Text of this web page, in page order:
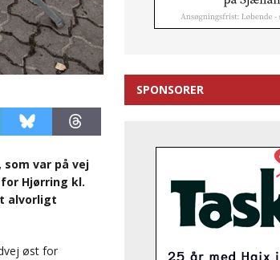
var på vej
Hjørring kl.
alvorligt
øst for
SPONSORER